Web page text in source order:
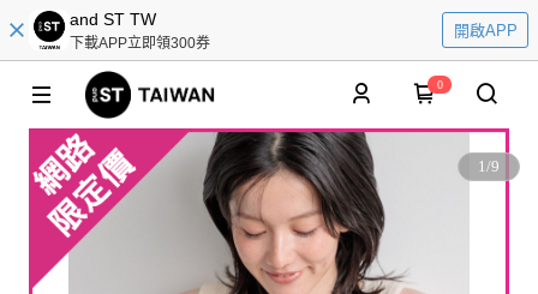
and ST TW
下載APP立即領300券
開啟APP
0
1/9